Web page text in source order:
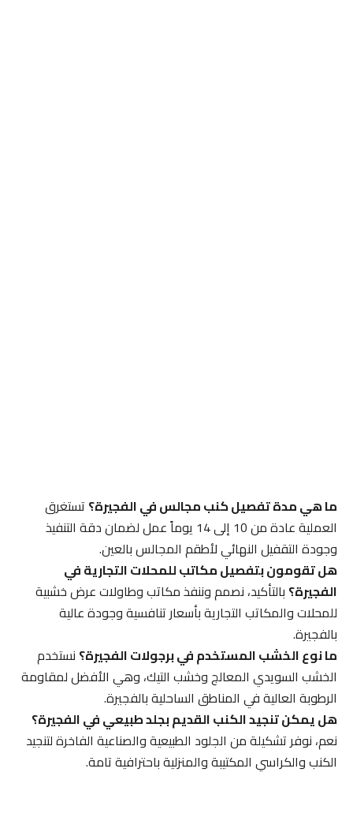
ما هي مدة تفصيل كنب مجالس في الفجيرة؟تستغرق
العملية عادة من 10 إلى 14 يوماً عمل لضمان دقة التنفيذ
وجودة التقفيل النهائي لأطقم المجالس بالعين.
هل تقومون بتفصيل مكاتب للمحلات التجارية في
الفجيرة؟بالتأكيد، نصمم وننفذ مكاتب وطاولات عرض خشبية
للمحلات والمكاتب التجارية بأسعار تنافسية وجودة عالية
بالفجيرة.
ما نوع الخشب المستخدم في برجولات الفجيرة؟نستخدم
الخشب السويدي المعالج وخشب التيك، وهي الأفضل لمقاومة
الرطوبة العالية في المناطق الساحلية بالفجيرة.
هل يمكن تنجيد الكنب القديم بجلد طبيعي في الفجيرة؟
نعم، نوفر تشكيلة من الجلود الطبيعية والصناعية الفاخرة لتنجيد
الكنب والكراسي المكتيبة والمنزلية باحترافية تامة.